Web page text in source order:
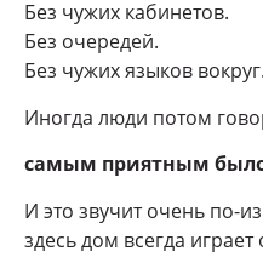
Без чужих кабинетов.
Без очередей.
Без чужих языков вокруг.
Иногда люди потом
самым приятным
И это звучит очень по-
здесь дом всегда